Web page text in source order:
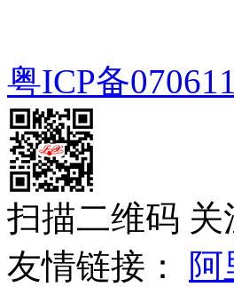
粤ICP备
扫描二维码 关
友情链接： 阿